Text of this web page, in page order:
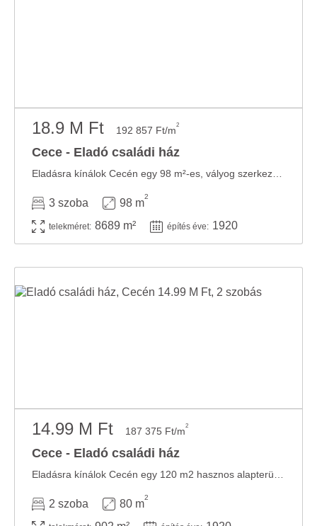
18.9 M Ft 192 857 Ft/m2
Cece - Eladó családi ház
3 szoba 98 m
2
telekméret: 8689 m² építés éve: 1920
14.99 M Ft 187 375 Ft/m2
Cece - Eladó családi ház
2 szoba 80 m
2